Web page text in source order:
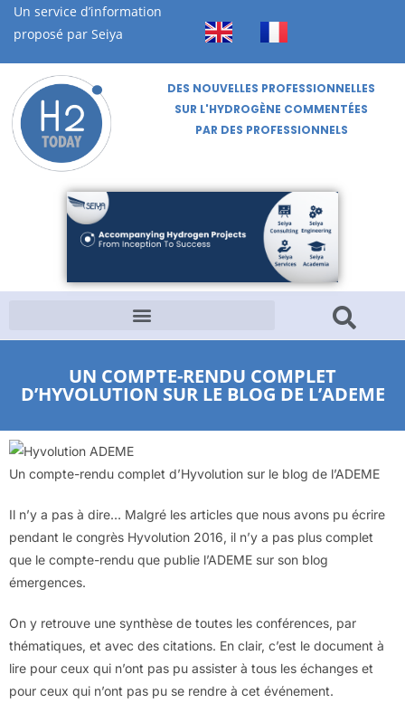
Un service d’information
proposé par Seiya
DES NOUVELLES PROFESSIONNELLES
SUR L'HYDROGÈNE COMMENTÉES
PAR DES PROFESSIONNELS
UN COMPTE-RENDU COMPLET
D’HYVOLUTION SUR LE BLOG DE L’ADEME
Un compte-rendu complet d’Hyvolution sur le blog de l’ADEME
Il n’y a pas à dire… Malgré les articles que nous avons pu écrire
pendant le congrès Hyvolution 2016, il n’y a pas plus complet
que le compte-rendu que publie l’ADEME sur son blog
émergences.
On y retrouve une synthèse de toutes les conférences, par
thématiques, et avec des citations. En clair, c’est le document à
lire pour ceux qui n’ont pas pu assister à tous les échanges et
pour ceux qui n’ont pas pu se rendre à cet événement.